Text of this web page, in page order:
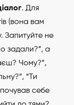
. Для
(вона вам
Запитуйте не
задали?”, а
Чому?”,
“Ти
почував себе